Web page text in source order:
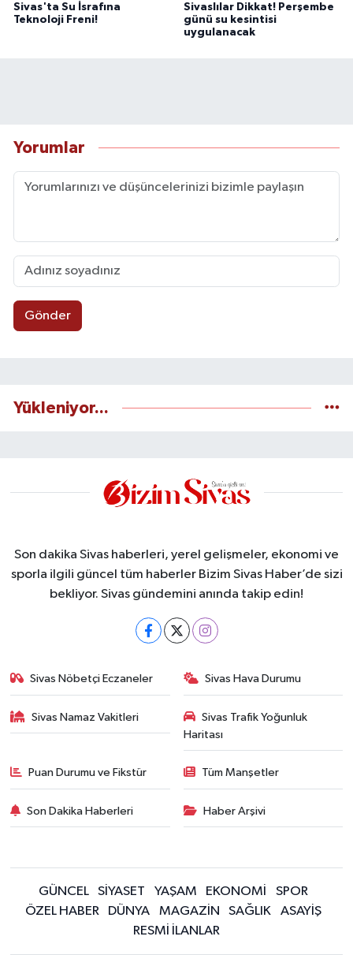
Sivas'ta Su İsrafına
Teknoloji Freni!
Sivaslılar Dikkat! Perşembe
günü su kesintisi
uygulanacak
Yorumlar
Gönder
Yükleniyor...
Son dakika Sivas haberleri, yerel gelişmeler, ekonomi ve
sporla ilgili güncel tüm haberler Bizim Sivas Haber’de sizi
bekliyor. Sivas gündemini anında takip edin!
Sivas Nöbetçi Eczaneler Sivas Hava Durumu
Sivas Namaz Vakitleri
Sivas Trafik Yoğunluk
Haritası
Puan Durumu ve Fikstür Tüm Manşetler
Son Dakika Haberleri Haber Arşivi
GÜNCEL SİYASET YAŞAM EKONOMİ
SPOR
ÖZEL HABER
DÜNYA MAGAZİN SAĞLIK
ASAYİŞ
RESMİ İLANLAR